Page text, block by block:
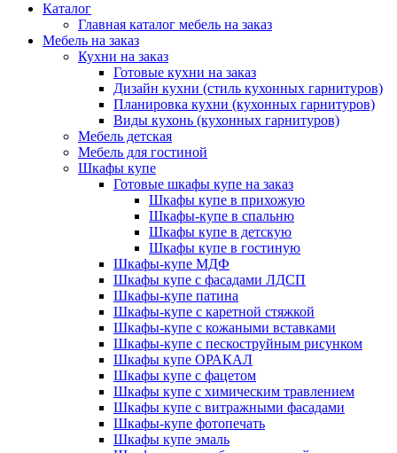
Каталог
Главная каталог мебель на заказ
Мебель на заказ
Кухни на заказ
Готовые кухни на заказ
Дизайн кухни (стиль кухонных гарнитуров)
Планировка кухни (кухонных гарнитуров)
Виды кухонь (кухонных гарнитуров)
Мебель детская
Мебель для гостиной
Шкафы купе
Готовые шкафы купе на заказ
Шкафы купе в прихожую
Шкафы-купе в спальню
Шкафы купе в детскую
Шкафы купе в гостиную
Шкафы-купе МДФ
Шкафы купе с фасадами ЛДСП
Шкафы-купе патина
Шкафы-купе с каретной стяжкой
Шкафы-купе с кожаными вставками
Шкафы-купе с пескоструйным рисунком
Шкафы купе ОРАКАЛ
Шкафы купе с фацетом
Шкафы купе с химическим травлением
Шкафы купе с витражными фасадами
Шкафы-купе фотопечать
Шкафы купе эмаль